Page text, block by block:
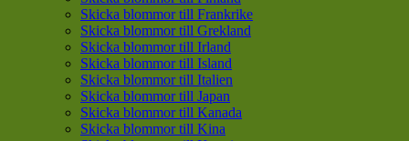
Skicka blommor till Frankrike
Skicka blommor till Grekland
Skicka blommor till Irland
Skicka blommor till Island
Skicka blommor till Italien
Skicka blommor till Japan
Skicka blommor till Kanada
Skicka blommor till Kina